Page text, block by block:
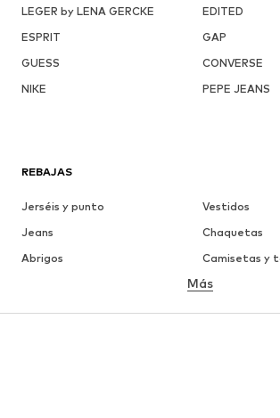
LEGER by LENA GERCKE
EDITED
ESPRIT
GAP
GUESS
CONVERSE
NIKE
PEPE JEANS
REBAJAS
Jerséis y punto
Vestidos
Jeans
Chaquetas
Abrigos
Camisetas y
Ropa interior
Faldas
Blusas y
Más